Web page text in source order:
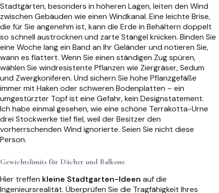
Stadtgärten, besonders in höheren Lagen, leiten den Wind
zwischen Gebäuden wie einen Windkanal. Eine leichte Brise,
die für Sie angenehm ist, kann die Erde in Behältern doppelt
so schnell austrocknen und zarte Stängel knicken. Binden Sie
eine Woche lang ein Band an Ihr Geländer und notieren Sie,
wann es flattert. Wenn Sie einen ständigen Zug spüren,
wählen Sie windresistente Pflanzen wie Ziergräser, Sedum
und Zwergkoniferen. Und sichern Sie hohe Pflanzgefäße
immer mit Haken oder schweren Bodenplatten – ein
umgestürzter Topf ist eine Gefahr, kein Designstatement.
Ich habe einmal gesehen, wie eine schöne Terrakotta-Urne
drei Stockwerke tief fiel, weil der Besitzer den
vorherrschenden Wind ignorierte. Seien Sie nicht diese
Person.
Gewichtslimits für Dächer und Balkone
Hier treffen kleine Stadtgarten-Ideen auf die
Ingenieursrealität. Überprüfen Sie die Tragfähigkeit Ihres